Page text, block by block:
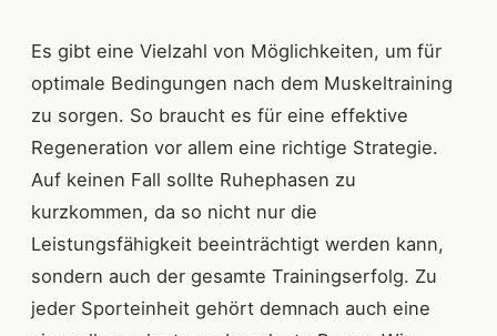
Es gibt eine Vielzahl von Möglichkeiten, um für
optimale Bedingungen nach dem Muskeltraining
zu sorgen. So braucht es für eine effektive
Regeneration vor allem eine richtige Strategie.
Auf keinen Fall sollte Ruhephasen zu
kurzkommen, da so nicht nur die
Leistungsfähigkeit beeinträchtigt werden kann,
sondern auch der gesamte Trainingserfolg. Zu
jeder Sporteinheit gehört demnach auch eine